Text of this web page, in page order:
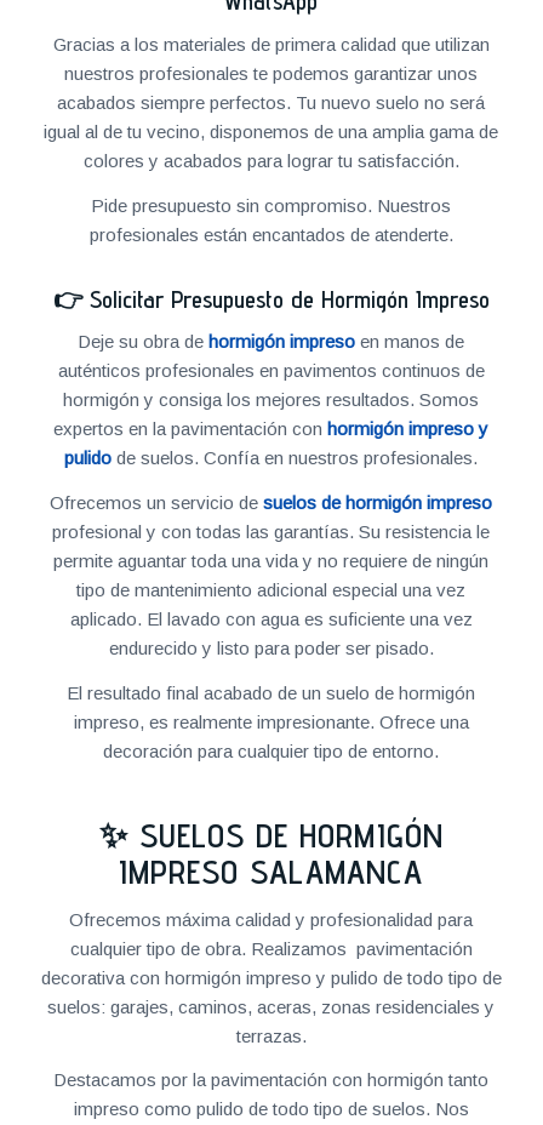
Gracias a los materiales de primera calidad que utilizan
nuestros profesionales te podemos garantizar unos
acabados siempre perfectos. Tu nuevo suelo no será
igual al de tu vecino, disponemos de una amplia gama de
colores y acabados para lograr tu satisfacción.
Pide presupuesto sin compromiso. Nuestros
profesionales están encantados de atenderte.
👉 Solicitar Presupuesto de Hormigón Impreso
Deje su obra dehormigón impreso en manos de
auténticos profesionales en pavimentos continuos de
hormigón y consiga los mejores resultados. Somos
expertos en la pavimentación conhormigón impreso y
pulido de suelos. Confía en nuestros profesionales.
Ofrecemos un servicio desuelos de hormigón impreso
profesional y con todas las garantías. Su resistencia le
permite aguantar toda una vida y no requiere de ningún
tipo de mantenimiento adicional especial una vez
aplicado. El lavado con agua es suficiente una vez
endurecido y listo para poder ser pisado.
El resultado final acabado de un suelo de hormigón
impreso, es realmente impresionante. Ofrece una
decoración para cualquier tipo de entorno.
✨ SUELOS DE HORMIGÓN
IMPRESO SALAMANCA
Ofrecemos máxima calidad y profesionalidad para
cualquier tipo de obra. Realizamos pavimentación
decorativa con hormigón impreso y pulido de todo tipo de
suelos: garajes, caminos, aceras, zonas residenciales y
terrazas.
Destacamos por la pavimentación con hormigón tanto
impreso como pulido de todo tipo de suelos. Nos